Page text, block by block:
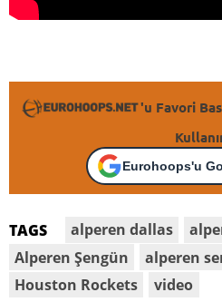
'u Favori
Eurohoops'u
TAGS alperen dallas
Alperen Şengün
alperen
Houston Rockets
video